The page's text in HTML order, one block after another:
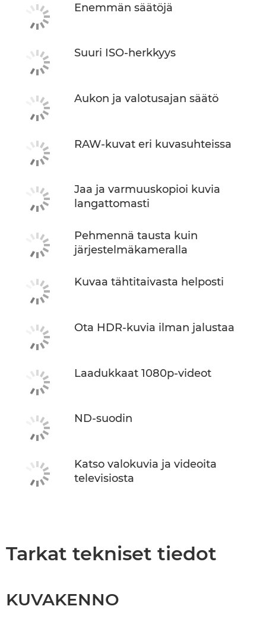
Enemmän säätöjä
Suuri ISO-herkkyys
Aukon ja valotusajan säätö
RAW-kuvat eri kuvasuhteissa
Jaa ja varmuuskopioi kuvia
langattomasti
Pehmennä tausta kuin
järjestelmäkameralla
Kuvaa tähtitaivasta helposti
Ota HDR-kuvia ilman jalustaa
Laadukkaat 1080p-videot
ND-suodin
Katso valokuvia ja videoita
televisiosta
Tarkat tekniset tiedot
KUVAKENNO